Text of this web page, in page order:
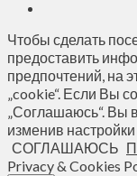
Чтобы сделать
предоставить
предпочтений, на
„cookie“. Если Вы
„Соглашаюсь“. Вы
изменив
СОГЛАШАЮСЬ
Privacy & Cookies